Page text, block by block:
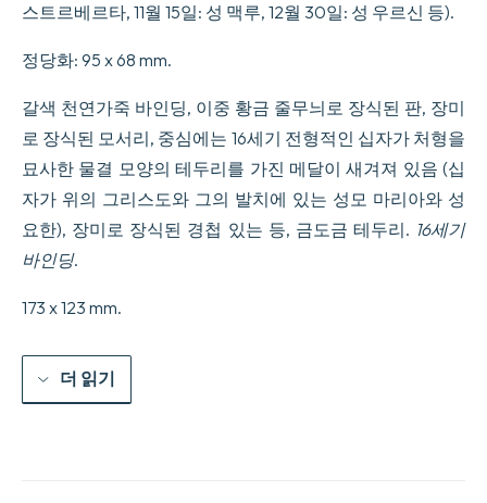
스트르베르타, 11월 15일: 성 맥루, 12월 30일: 성 우르신 등).
정당화: 95 x 68 mm.
갈색 천연가죽 바인딩, 이중 황금 줄무늬로 장식된 판, 장미
로 장식된 모서리, 중심에는 16세기 전형적인 십자가 처형을
묘사한 물결 모양의 테두리를 가진 메달이 새겨져 있음 (십
자가 위의 그리스도와 그의 발치에 있는 성모 마리아와 성
요한), 장미로 장식된 경첩 있는 등, 금도금 테두리. 16세기
바인딩.
173 x 123 mm.
더 읽기